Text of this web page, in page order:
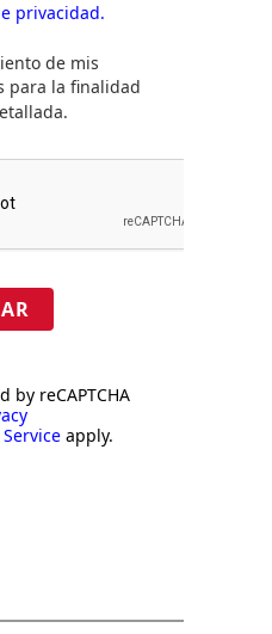
privacidad.
de mis
para la finalidad
by reCAPTCHA
apply.